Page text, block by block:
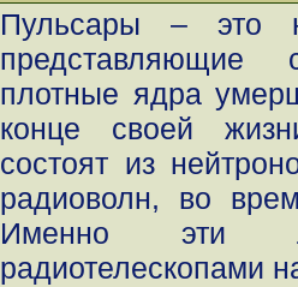
Пульсары – это
представляющие
плотные ядра
конце своей
состоят из
радиоволн, во
Именно эти
радиотелескопами